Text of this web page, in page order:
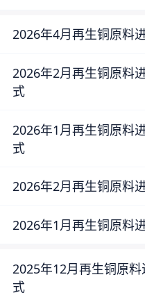
2026年4月再生铜原料
2026年2月再生铜原料
式
2026年1月再生铜原料
式
2026年2月再生铜原料
2026年1月再生铜原料
2025年12月再生铜原
式